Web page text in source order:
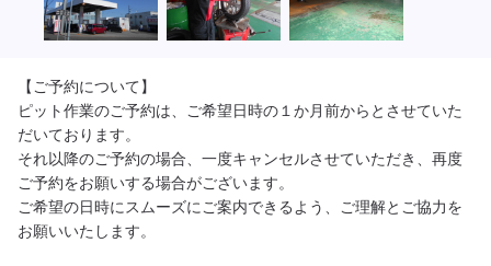
【ご予約について】
ピット作業のご予約は、ご希望日時の１か月前からとさせていた
だいております。
それ以降のご予約の場合、一度キャンセルさせていただき、再度
ご予約をお願いする場合がございます。
ご希望の日時にスムーズにご案内できるよう、ご理解とご協力を
お願いいたします。